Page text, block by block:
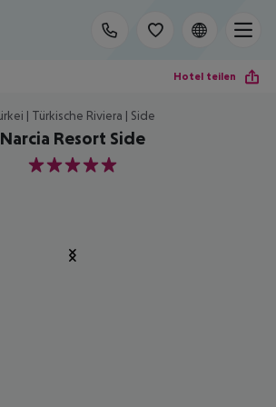
Hotel teilen
| Türkische Riviera | Side
Narcia Resort Side
5